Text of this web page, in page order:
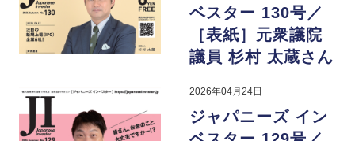
ベスター 130号／
［表紙］元衆議院
議員 杉村 太蔵さん
2026年04月24日
ジャパニーズ イン